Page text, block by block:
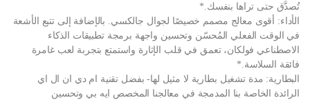
تُصدَّق حتى تراها بنفسك.*
الأداء: أقوى معالج مصمم خصيصًا لجوال جالكسي. بالإضافة إلى تتبع الأشعة
في الوقت الفعلي المُحسّن وتحسين واجهة برمجة تطبيقات الذكاء
الاصطناعي فولكان، تعمق في قلب الإثارة واستمتع بتجربة لعب غامرة
فائقة السلاسة.*
البطارية: مدة تشغيل بطارية لا مثيل لها- بفضل تقنية ام دي ان ال اي
الرائدة الخاصة بنا المدمجة في معالجنا المخصص ايه بي وتحسين